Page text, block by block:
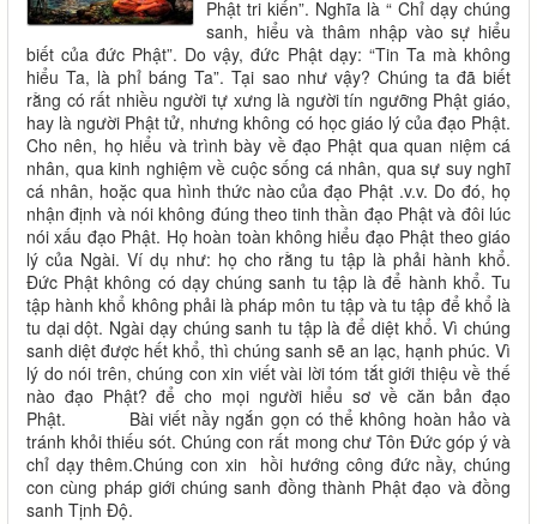
Phật tri kiến”. Nghĩa là “ Chỉ dạy chúng
sanh, hiểu và thâm nhập vào sự hiểu
biết của đức Phật”. Do vậy, đức Phật dạy: “Tin Ta mà không
hiểu Ta, là phỉ báng Ta”. Tại sao như vậy? Chúng ta đã biết
rằng có rất nhiều người tự xưng là người tín ngưỡng Phật giáo,
hay là người Phật tử, nhưng không có học giáo lý của đạo Phật.
Cho nên, họ hiểu và trình bày về đạo Phật qua quan niệm cá
nhân, qua kinh nghiệm về cuộc sống cá nhân, qua sự suy nghĩ
cá nhân, hoặc qua hình thức nào của đạo Phật .v.v. Do đó, họ
nhận định và nói không đúng theo tinh thần đạo Phật và đôi lúc
nói xấu đạo Phật. Họ hoàn toàn không hiểu đạo Phật theo giáo
lý của Ngài. Ví dụ như: họ cho rằng tu tập là phải hành khổ.
Đức Phật không có dạy chúng sanh tu tập là để hành khổ. Tu
tập hành khổ không phải là pháp môn tu tập và tu tập để khổ là
tu dại dột. Ngài dạy chúng sanh tu tập là để diệt khổ. Vì chúng
sanh diệt được hết khổ, thì chúng sanh sẽ an lạc, hạnh phúc. Vì
lý do nói trên, chúng con xin viết vài lời tóm tắt giới thiệu về thế
nào đạo Phật? để cho mọi người hiểu sơ về căn bản đạo
Phật. Bài viết nầy ngắn gọn có thể không hoàn hảo và
tránh khỏi thiếu sót. Chúng con rất mong chư Tôn Đức góp ý và
chỉ dạy thêm.Chúng con xin hồi hướng công đức nầy, chúng
con cùng pháp giới chúng sanh đồng thành Phật đạo và đồng
sanh Tịnh Độ.